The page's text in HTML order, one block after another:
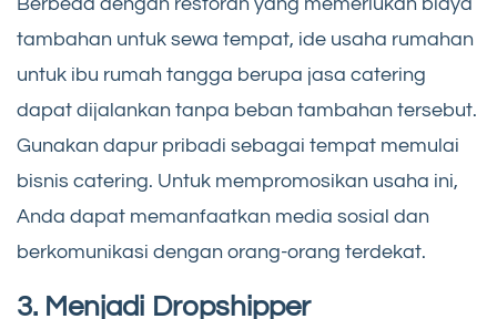
tambahan untuk sewa tempat, ide usaha rumahan
untuk ibu rumah tangga berupa jasa catering
dapat dijalankan tanpa beban tambahan tersebut.
Gunakan dapur pribadi sebagai tempat memulai
bisnis catering. Untuk mempromosikan usaha ini,
Anda dapat memanfaatkan media sosial dan
berkomunikasi dengan orang-orang terdekat.
3. Menjadi Dropshipper